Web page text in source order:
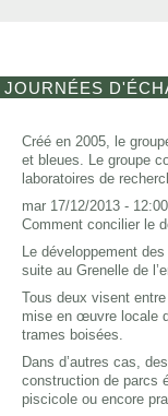
JOURNÉES
Créé en 2005, le
et bleues. Le groupe
laboratoires de
mar 17/12/2013 - 12:00
Comment concilier le
Le développement
suite au Grenelle de
Tous deux visent
mise en œuvre locale
trames boisées.
Dans d’autres cas,
construction de parcs
piscicole ou encore